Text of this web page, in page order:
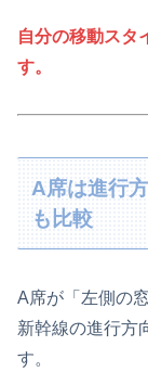
自分の移動スタ
す。
A席は進行
も比較
A席が「左側の
新幹線の進行方
す。